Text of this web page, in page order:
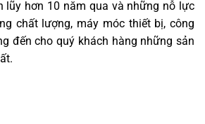
lũy hơn 10 năm qua và những nỗ lực
chất lượng, máy móc thiết bị, công
đến cho quý khách hàng những sản